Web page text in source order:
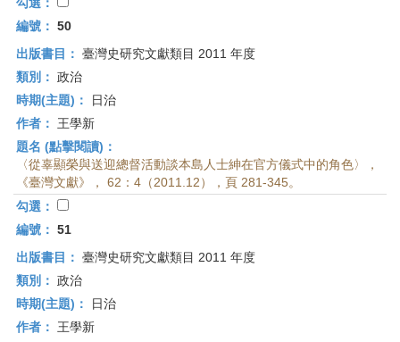
編號： 50
出版書目： 臺灣史研究文獻類目 2011 年度
類別： 政治
時期(主題)：
日治
作者：
王學新
題名 (點擊閱讀)：
〈從辜顯榮與送迎總督活動談本島人士紳在官方儀式中的角色〉，
《臺灣文獻》， 62：4（2011.12），頁 281-345。
勾選：
編號： 51
出版書目： 臺灣史研究文獻類目 2011 年度
類別： 政治
時期(主題)：
日治
作者：
王學新